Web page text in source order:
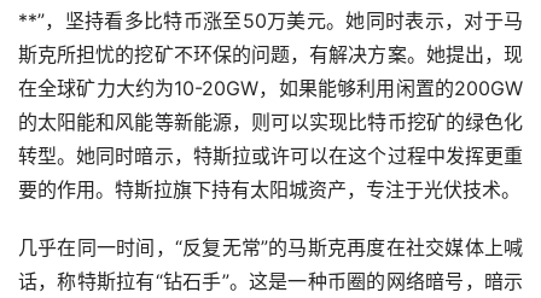
**”，坚持看多比特币涨至50万美元。她同时表示，对于马
斯克所担忧的挖矿不环保的问题，有解决方案。她提出，现
在全球矿力大约为10-20GW，如果能够利用闲置的200GW
的太阳能和风能等新能源，则可以实现比特币挖矿的绿色化
转型。她同时暗示，特斯拉或许可以在这个过程中发挥更重
要的作用。特斯拉旗下持有太阳城资产，专注于光伏技术。
几乎在同一时间，“反复无常”的马斯克再度在社交媒体上喊
话，称特斯拉有“钻石手”。这是一种币圈的网络暗号，暗示